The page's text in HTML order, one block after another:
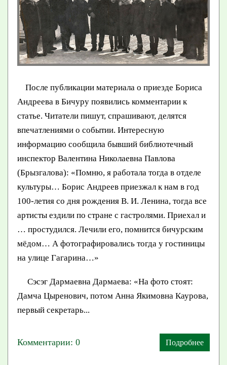
После публикации материала о приезде Бориса
Андреева в Бичуру появились комментарии к
статье. Читатели пишут, спрашивают, делятся
впечатлениями о событии. Интересную
информацию сообщила бывший библиотечный
инспектор Валентина Николаевна Павлова
(Брызгалова): «Помню, я работала тогда в отделе
культуры… Борис Андреев приезжал к нам в год
100-летия со дня рождения В. И. Ленина, тогда все
артисты ездили по стране с гастролями. Приехал и
… простудился. Лечили его, помнится бичурским
мёдом… А фотографировались тогда у гостиницы
на улице Гагарина…»
Сэсэг Дармаевна Дармаева: «На фото стоят:
Дамча Цыренович, потом Анна Якимовна Каурова,
первый секретарь...
Комментарии: 0 Подробнее